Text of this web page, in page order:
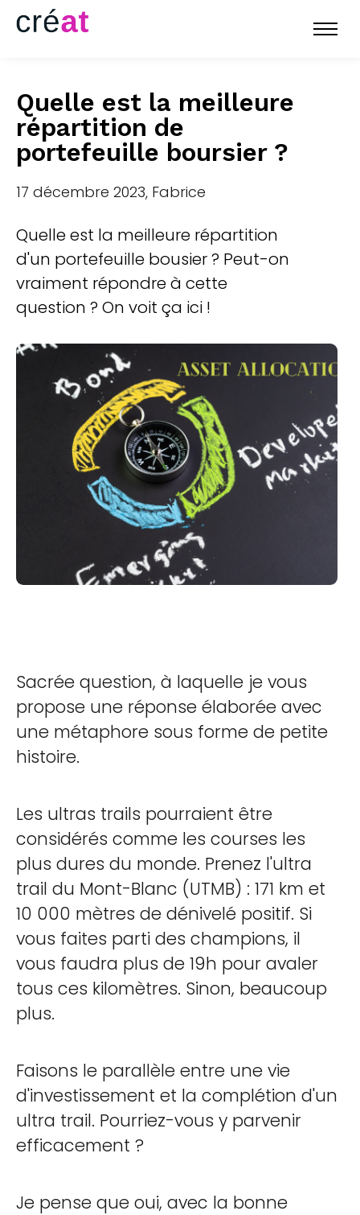
Quelle est la meilleure
répartition de
portefeuille boursier ?
17 décembre 2023, Fabrice
Quelle est la meilleure répartition
d'un portefeuille bousier ? Peut-on
vraiment répondre à cette
question ? On voit ça ici !
Sacrée question, à laquelle je vous
propose une réponse élaborée avec
une métaphore sous forme de petite
histoire.
Les ultras trails pourraient être
considérés comme les courses les
plus dures du monde. Prenez l'ultra
trail du Mont-Blanc (UTMB) : 171 km et
10 000 mètres de dénivelé positif. Si
vous faites parti des champions, il
vous faudra plus de 19h pour avaler
tous ces kilomètres. Sinon, beaucoup
plus.
Faisons le parallèle entre une vie
d'investissement et la complétion d'un
ultra trail. Pourriez-vous y parvenir
efficacement ?
Je pense que oui, avec la bonne